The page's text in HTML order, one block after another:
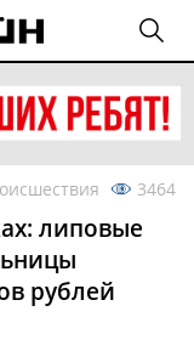
3464
липовые
рублей